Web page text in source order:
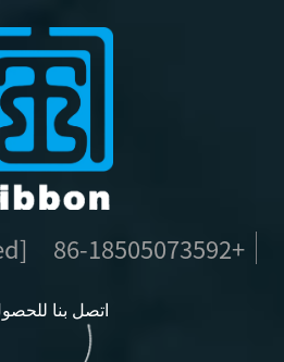
+86-18505073592
[email protected]
اتصل بنا